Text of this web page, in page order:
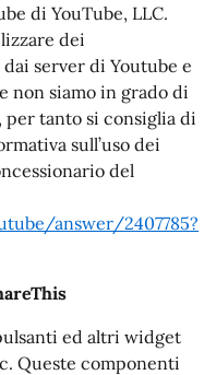
di YouTube, LLC.
dei
server di Youtube e
non siamo in grado di
per tanto si consiglia di
sull’uso dei
del
answer/2407785?
ed altri widget
Queste componenti